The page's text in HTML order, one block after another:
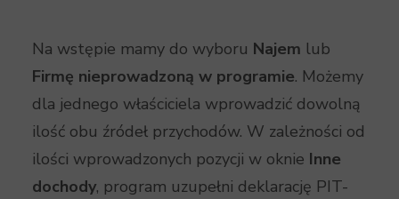
Na wstępie mamy do wyboru Najem lub
Firmę nieprowadzoną w programie. Możemy
dla jednego właściciela wprowadzić dowolną
ilość obu źródeł przychodów. W zależności od
ilości wprowadzonych pozycji w oknie Inne
dochody, program uzupełni deklarację PIT-